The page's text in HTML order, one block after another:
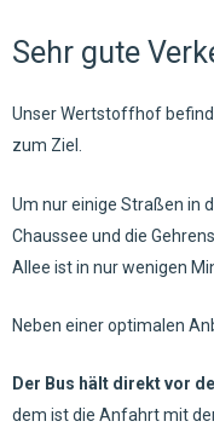
Sehr gute
Unser Wertstoffhof
zum Ziel.
Um nur einige Straßen in
Chaussee und die
Allee ist in nur wenigen
Neben einer optimalen
Der Bus hält direkt vor
dem ist die Anfahrt mit